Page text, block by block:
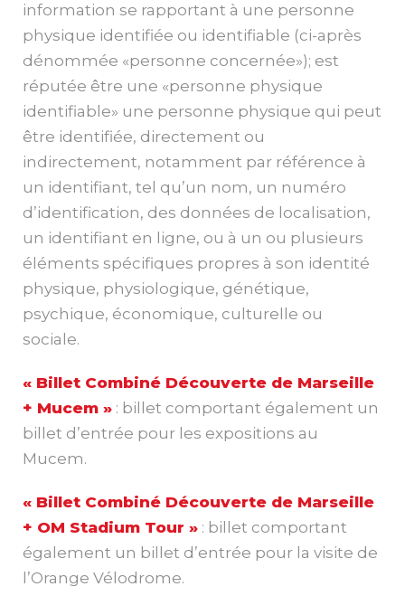
information se rapportant à une personne
physique identifiée ou identifiable (ci-après
dénommée «personne concernée»); est
réputée être une «personne physique
identifiable» une personne physique qui peut
être identifiée, directement ou
indirectement, notamment par référence à
un identifiant, tel qu’un nom, un numéro
d’identification, des données de localisation,
un identifiant en ligne, ou à un ou plusieurs
éléments spécifiques propres à son identité
physique, physiologique, génétique,
psychique, économique, culturelle ou
sociale.
« Billet Combiné Découverte de Marseille
+ Mucem » : billet comportant également un
billet d’entrée pour les expositions au
Mucem.
« Billet Combiné Découverte de Marseille
+ OM Stadium Tour » : billet comportant
également un billet d’entrée pour la visite de
l’Orange Vélodrome.